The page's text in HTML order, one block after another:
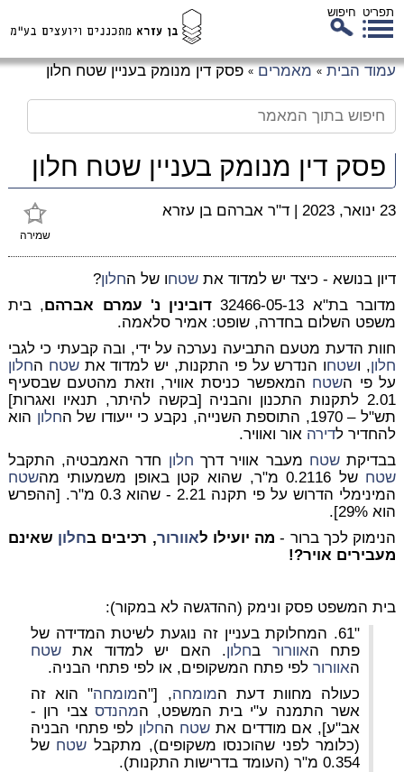
תפריט חיפוש
עמוד הבית » מאמרים » פסק דין מנומק בעניין שטח חלון
פסק דין מנומק בעניין שטח חלון
שמירה
23 ינואר, 2023 | ד"ר אברהם בן עזרא
דיון בנושא - כיצד יש למדוד את שטחו של החלון?
מדובר בת"א 32466-05-13
דובינין נ' עמרם אברהם, בית
משפט השלום בחדרה, שופט: אמיר סלאמה.
חוות הדעת מטעם התביעה נערכה על ידי, ובה קבעתי כי לגבי
חלון, ושטחו הנדרש על פי התקנות, יש למדוד אתשטח החלון
על פי השטח המאפשר כניסת אוויר, וזאת מהטעם שבסעיף
2.01 לתקנות התכנון והבניה [בקשה להיתר, תנאיו ואגרות]
תש"ל – 1970, התוספת השנייה, נקבע כי ייעודו של ה
חלון הוא
להחדיר לדירה אור ואוויר.
בבדיקתשטח מעבר אווירדרך חלון חדר האמבטיה, התקבל
שטח של 0.2116 מ"ר, שהוא קטן באופן משמעותי מה
שטח
המינימלי הדרוש על פי תקנה 2.21 - שהוא 0.3 מ"ר. [ההפרש
הוא 29%].
הנימוק לכך ברור - מה יועילו לאוורור, רכיבים בחלון שאינם
מעבירים אויר?!
בית המשפט פסק ונימק (ההדגשה לא במקור):
"61. המחלוקת בעניין זה נוגעת לשיטת המדידה של
פתח האוורור בחלון. האם יש למדוד אתשטח
האוורורלפי פתח המשקופים, או לפי פתחי הבניה.
כעולה מחוות דעת המומחה, ["המומחה" הוא זה
אשר התמנה ע"י בית המשפט, המהנדסצבי רון -
אב"ע], אם מודדים את שטח החלון לפי פתחי הבניה
(כלומר לפני שהוכנסו משקופים), מתקבל שטח של
0.354 מ"ר (העומד בדרישות התקנות).